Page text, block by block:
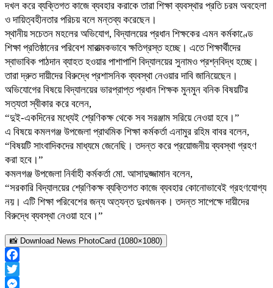
দখল করে ব্যক্তিগত কাজে ব্যবহার করাকে তারা শিক্ষা ব্যবস্থার প্রতি চরম অবহেলা
ও দায়িত্বহীনতার পরিচয় বলে মন্তব্য করেছেন।
স্থানীয় সচেতন মহলের অভিযোগ, বিদ্যালয়ের প্রধান শিক্ষকের এমন কর্মকাণ্ডে
শিক্ষা প্রতিষ্ঠানের পরিবেশ মারাত্মকভাবে ক্ষতিগ্রস্ত হচ্ছে। এতে শিক্ষার্থীদের
স্বাভাবিক পাঠদান ব্যাহত হওয়ার পাশাপাশি বিদ্যালয়ের সুনামও প্রশ্নবিদ্ধ হচ্ছে।
তারা দ্রুত দায়ীদের বিরুদ্ধে প্রশাসনিক ব্যবস্থা নেওয়ার দাবি জানিয়েছেন।
অভিযোগের বিষয়ে বিদ্যালয়ের ভারপ্রাপ্ত প্রধান শিক্ষক মুনমুন বনিক বিষয়টির
সত্যতা স্বীকার করে বলেন,
“দুই-একদিনের মধ্যেই শ্রেণিকক্ষ থেকে সব সরঞ্জাম সরিয়ে নেওয়া হবে।”
এ বিষয়ে কমলগঞ্জ উপজেলা প্রাথমিক শিক্ষা কর্মকর্তা এনামুর রহিম বাবর বলেন,
“বিষয়টি সাংবাদিকদের মাধ্যমে জেনেছি। তদন্ত করে প্রয়োজনীয় ব্যবস্থা গ্রহণ
করা হবে।”
কমলগঞ্জ উপজেলা নির্বাহী কর্মকর্তা মো. আসাদুজ্জামান বলেন,
“সরকারি বিদ্যালয়ের শ্রেণিকক্ষ ব্যক্তিগত কাজে ব্যবহার কোনোভাবেই গ্রহণযোগ্য
নয়। এটি শিক্ষা পরিবেশের জন্য অত্যন্ত দুঃখজনক। তদন্ত সাপেক্ষে দায়ীদের
বিরুদ্ধে ব্যবস্থা নেওয়া হবে।”
📸 Download News PhotoCard (1080×1080)
Facebook
Twitter